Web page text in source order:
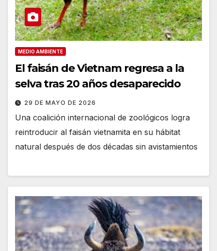
MEDIO AMBIENTE
El faisán de Vietnam regresa a la
selva tras 20 años desaparecido
29 DE MAYO DE 2026
Una coalición internacional de zoológicos logra
reintroducir al faisán vietnamita en su hábitat
natural después de dos décadas sin avistamientos